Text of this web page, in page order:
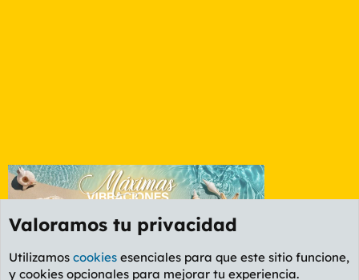
Foro General
Valoramos tu privacidad
Utilizamos cookies esenciales para que este sitio funcione,
y cookies opcionales para mejorar tu experiencia.